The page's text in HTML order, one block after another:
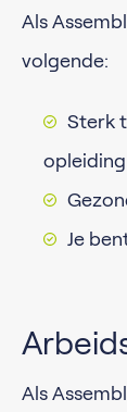
Als
volgende:
Sterk
opleiding
Je
Als